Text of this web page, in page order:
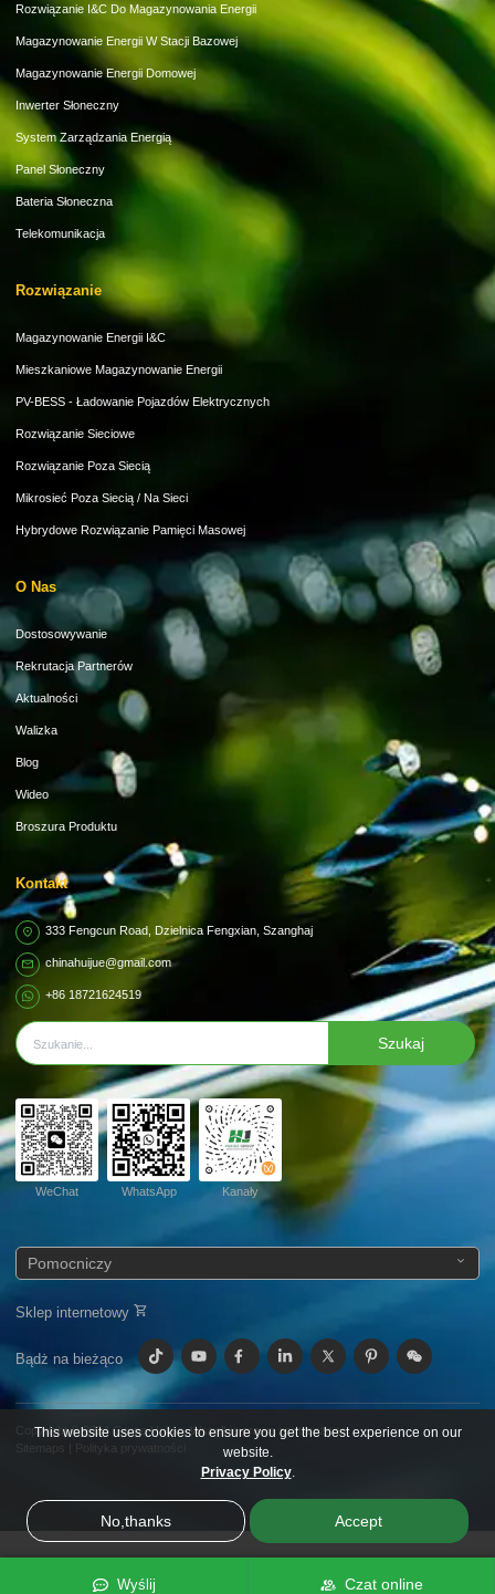
Rozwiązanie I&C Do Magazynowania Energii
Magazynowanie Energii W Stacji Bazowej
Magazynowanie Energii Domowej
Inwerter Słoneczny
System Zarządzania Energią
Panel Słoneczny
Bateria Słoneczna
Telekomunikacja
Rozwiązanie
Magazynowanie Energii I&C
Mieszkaniowe Magazynowanie Energii
PV-BESS - Ładowanie Pojazdów Elektrycznych
Rozwiązanie Sieciowe
Rozwiązanie Poza Siecią
Mikrosieć Poza Siecią / Na Sieci
Hybrydowe Rozwiązanie Pamięci Masowej
O Nas
Dostosowywanie
Rekrutacja Partnerów
Aktualności
Walizka
Blog
Wideo
Broszura Produktu
Kontakt
333 Fengcun Road, Dzielnica Fengxian, Szanghaj
chinahuijue@gmail.com
+86 18721624519
Szukaj
WeChat WhatsApp Kanały
Pomocniczy
Sklep internetowy
Bądż na bieżąco
Copyright © 2024 Grupa Huijue.Wszelkie prawa zastrzeżone.
Sitemaps
Polityka prywatności
Wyślij Czat online
This website uses cookies to ensure you get the best experience on our
website.
Privacy Policy.
No,thanks Accept